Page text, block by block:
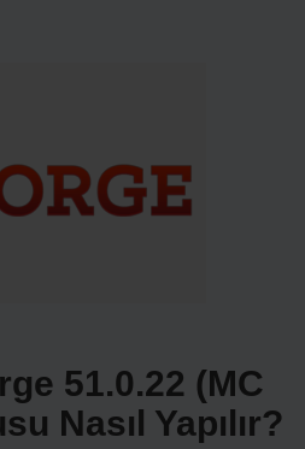
51.0.22 (MC
Nasıl Yapılır?